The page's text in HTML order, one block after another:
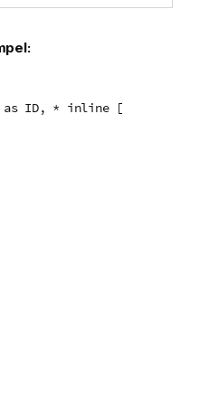
as ID, * inline [